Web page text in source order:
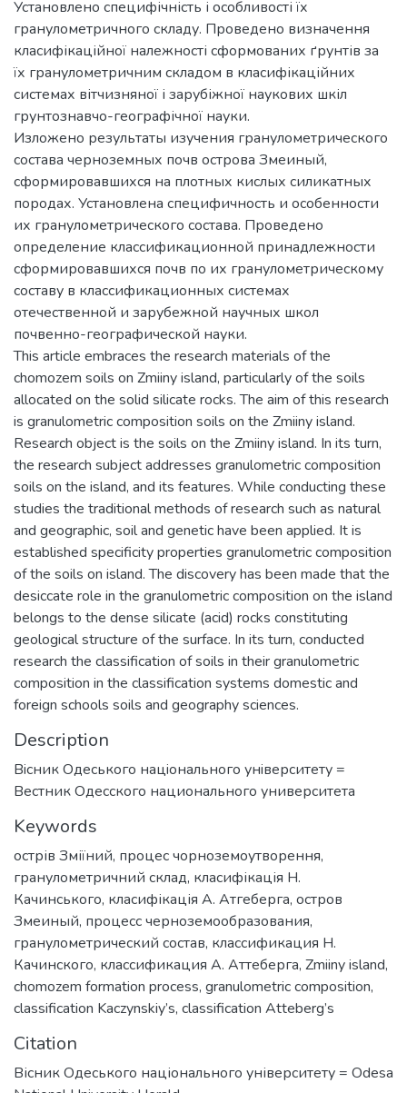
Установлено специфічність і особливості їх
гранулометричного складу. Проведено визначення
класифікаційної належності сформованих ґрунтів за
їх гранулометричним складом в класифікаційних
системах вітчизняної і зарубіжної наукових шкіл
грунтознавчо-географічної науки.
Изложено результаты изучения гранулометрического
состава черноземных почв острова Змеиный,
сформировавшихся на плотных кислых силикатных
породах. Установлена специфичность и особенности
их гранулометрического состава. Проведено
определение классификационной принадлежности
сформировавшихся почв по их гранулометрическому
составу в классификационных системах
отечественной и зарубежной научных школ
почвенно-географической науки.
This article embraces the research materials of the
chomozem soils on Zmiiny island, particularly of the soils
allocated on the solid silicate rocks. The aim of this research
is granulometric composition soils on the Zmiiny island.
Research object is the soils on the Zmiiny island. In its turn,
the research subject addresses granulometric composition
soils on the island, and its features. While conducting these
studies the traditional methods of research such as natural
and geographic, soil and genetic have been applied. It is
established specificity properties granulometric composition
of the soils on island. The discovery has been made that the
desiccate role in the granulometric composition on the island
belongs to the dense silicate (acid) rocks constituting
geological structure of the surface. In its turn, conducted
research the classification of soils in their granulometric
composition in the classification systems domestic and
foreign schools soils and geography sciences.
Description
Вiсник Одеського нацiонального унiверситету =
Вестник Одесского национального университета
Keywords
острів Зміїний, процес чорноземоутворення,
гранулометричний склад, класифікація Н.
Качинського, класифікація А. Атгеберга, остров
Змеиный, процесс черноземообразования,
гранулометрический состав, классификация Н.
Качинского, классификация А. Аттеберга, Zmiiny island,
chomozem formation process, granulometric composition,
classification Kaczynskiy’s, classification Atteberg’s
Citation
Вісник Одеського національного університету = Odesa